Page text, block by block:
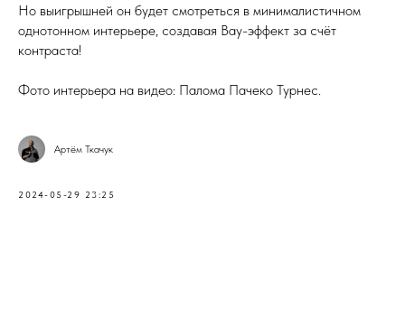
Но выигрышней он будет смотреться в минималистичном
однотонном интерьере, создавая Вау-эффект за счёт
контраста!
Фото интерьера на видео: Палома Пачеко Турнес.
Артём Ткачук
2024-05-29 23:25